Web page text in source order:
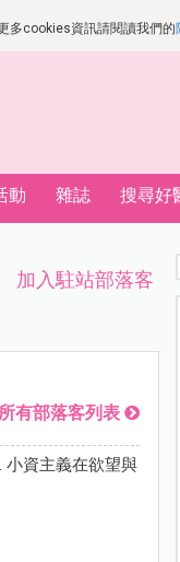
多cookies資訊請閱讀我們的
動 雜誌 搜尋好
加入駐站部落客
所有部落客列表
資主義在欲望與